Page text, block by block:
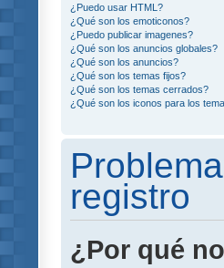
¿Puedo usar HTML?
¿Qué son los emoticonos?
¿Puedo publicar imagenes?
¿Qué son los anuncios globales?
¿Qué son los anuncios?
¿Qué son los temas fijos?
¿Qué son los temas cerrados?
¿Qué son los iconos para los
registro
¿Por qué